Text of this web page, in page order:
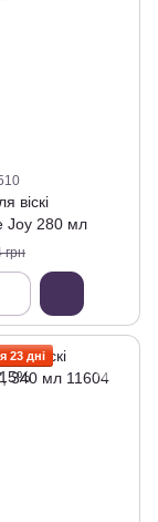
віскі
Joy 280 мл
грн
23 дні